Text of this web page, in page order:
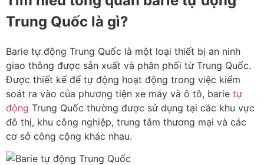
Trung Quốc là gì?
Barie tự động Trung Quốc là một loại thiết bị an ninh
giao thông được sản xuất và phân phối từ Trung Quốc.
Được thiết kế để tự động hoạt động trong việc kiểm
soát ra vào của phương tiện xe máy và ô tô, barie tự
động Trung Quốc thường được sử dụng tại các khu vực
đô thị, khu công nghiệp, trung tâm thương mại và các
cơ sở công cộng khác nhau.